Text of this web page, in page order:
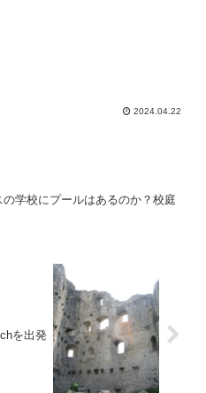
2024.04.22
の学校にプールはあるのか？校庭
を出発